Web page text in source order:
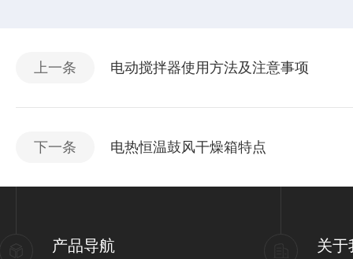
上一条 电动搅拌器使用方法及注意事项
下一条 电热恒温鼓风干燥箱特点
产品导航 关于